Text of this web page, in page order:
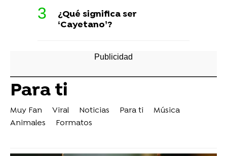
¿Qué significa ser
‘Cayetano’?
Para ti
Muy Fan Viral Noticias Para ti
Música
Animales
Formatos